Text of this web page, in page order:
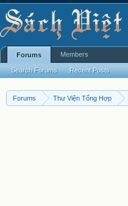
Forums Thư Viện Tổng Hợp
Forums
Search Forums Recent Posts
Members